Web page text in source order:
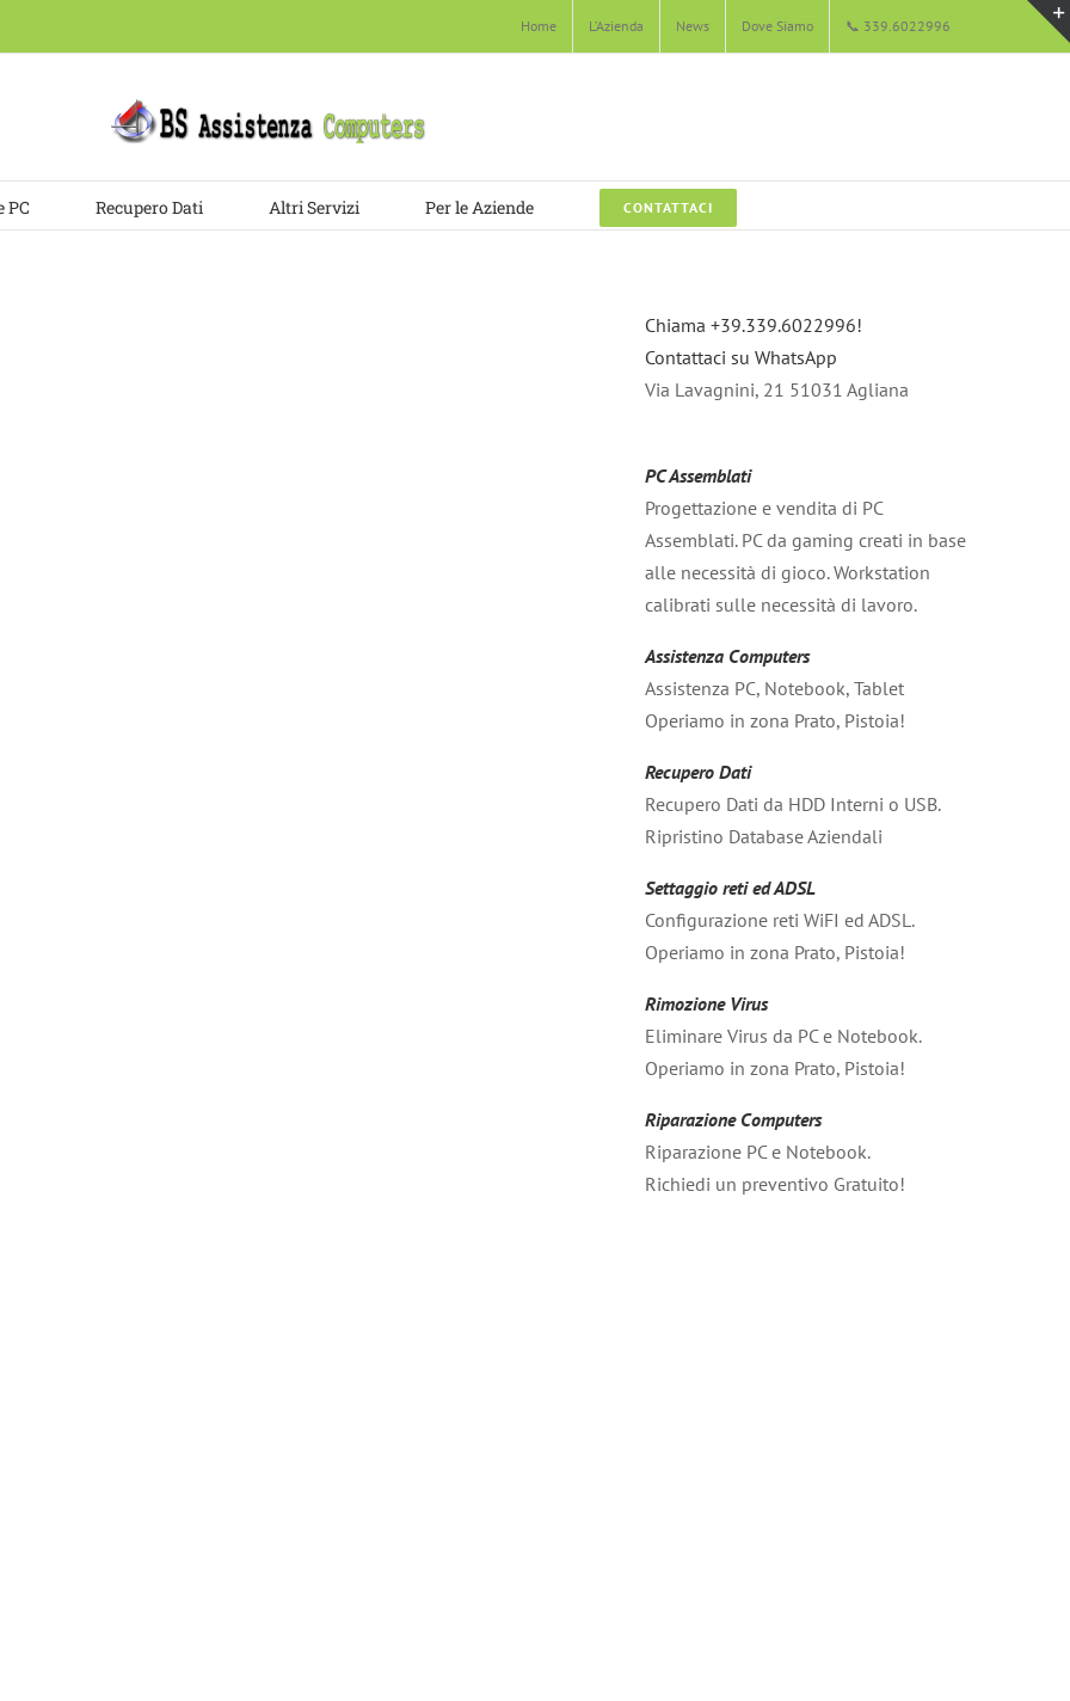
Home L’Azienda News Dove Siamo 📞 339.6022996
PC Recupero Dati Altri Servizi Per le Aziende CONTATTACI
Chiama +39.339.6022996!
Contattaci su WhatsApp
Via Lavagnini, 21 51031 Agliana
PC Assemblati
Progettazione e vendita di PC
Assemblati. PC da gaming creati in base
alle necessità di gioco. Workstation
calibrati sulle necessità di lavoro.
Assistenza Computers
Assistenza PC, Notebook, Tablet
Operiamo in zona Prato, Pistoia!
Recupero Dati
Recupero Dati da HDD Interni o USB.
Ripristino Database Aziendali
Settaggio reti ed ADSL
Configurazione reti WiFI ed ADSL.
Operiamo in zona Prato, Pistoia!
Rimozione Virus
Eliminare Virus da PC e Notebook.
Operiamo in zona Prato, Pistoia!
Riparazione Computers
Riparazione PC e Notebook.
Richiedi un preventivo Gratuito!